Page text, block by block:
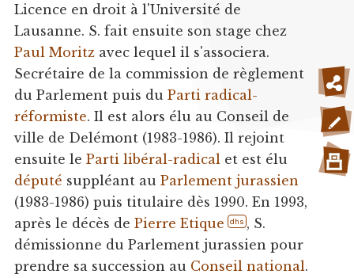
Licence en droit à l'Université de
Lausanne. S. fait ensuite son stage chez
Paul Moritzavec lequel il s'associera.
Secrétaire de la commission de règlement
du Parlement puis du Parti radical-
réformiste. Il est alors élu au Conseil de
ville de Delémont (1983-1986). Il rejoint
ensuite le Parti libéral-radical et est élu
député suppléant au Parlement jurassien
(1983-1986) puis titulaire dès 1990. En 1993,
après le décès de Pierre Etique dhs , S.
démissionne du Parlement jurassien pour
prendre sa succession au Conseil national.